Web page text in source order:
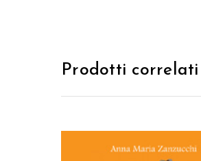
Prodotti correlati